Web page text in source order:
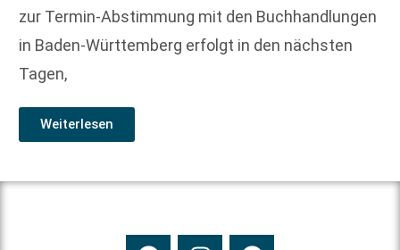
zur Termin-Abstimmung mit den Buchhandlungen
in Baden-Württemberg erfolgt in den nächsten
Tagen,
Weiterlesen